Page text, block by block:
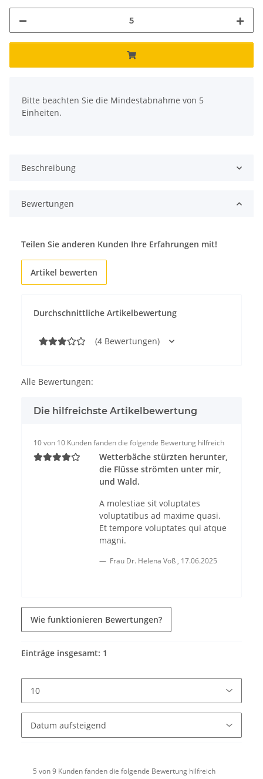
Bitte beachten Sie die Mindestabnahme von 5
Einheiten.
Beschreibung
Bewertungen
Durchschnittliche Artikelbewertung
(4 Bewertungen)
Teilen Sie anderen Kunden Ihre Erfahrungen mit!
Artikel bewerten
Alle Bewertungen:
Die hilfreichste Artikelbewertung
10 von 10 Kunden fanden die folgende Bewertung hilfreich
Wetterbäche stürzten herunter,
die Flüsse strömten unter mir,
und Wald.
A molestiae sit voluptates
voluptatibus ad maxime quasi.
Et tempore voluptates qui atque
magni.
Frau Dr. Helena Voß , 17.06.2025
Wie funktionieren Bewertungen?
Einträge insgesamt: 1
5 von 9 Kunden fanden die folgende Bewertung hilfreich